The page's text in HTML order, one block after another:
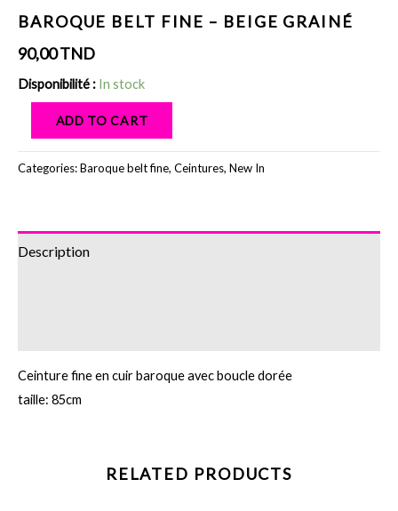
BAROQUE BELT FINE – BEIGE GRAINÉ
90,00TND
Disponibilité : In stock
ADD TO CART
Categories:Baroque belt fine, Ceintures, New In
Description
Ceinture fine en cuir baroque avec boucle dorée
taille: 85cm
RELATED PRODUCTS